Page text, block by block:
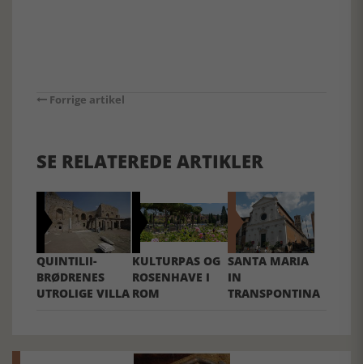
Forrige artikel
SE RELATEREDE ARTIKLER
QUINTILII-
BRØDRENES
UTROLIGE VILLA
KULTURPAS OG
ROSENHAVE I
ROM
SANTA MARIA
IN
TRANSPONTINA